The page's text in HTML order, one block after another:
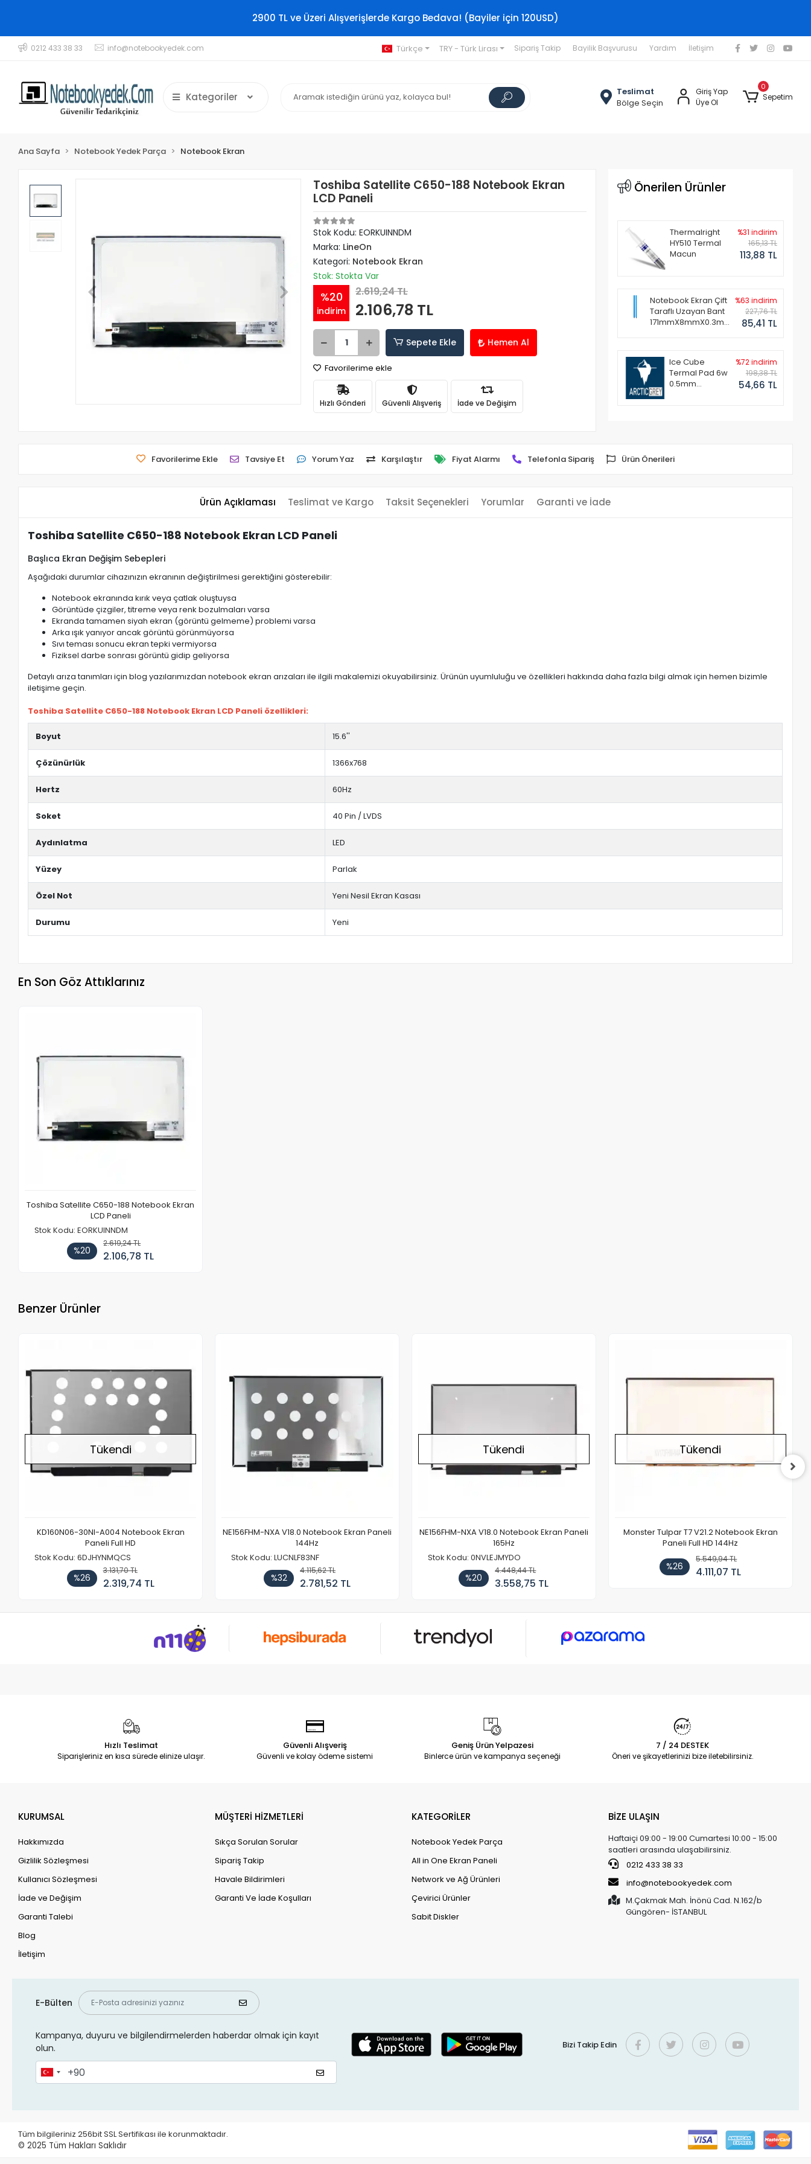
2900 TL ve Üzeri Alışverişlerde Kargo Bedava! (Bayiler için 120USD)
0212 433 38 33 info@notebookyedek.com Türkçe TRY - Türk Lirası Sipariş Takip Bayilik Başvurusu Yardım İletişim
Kategoriler
Teslimat
Bölge Seçin
Giriş Yap
Üye Ol
0
Sepetim
Ana Sayfa Notebook Yedek Parça Notebook Ekran
Toshiba Satellite C650-188 Notebook Ekran
LCD Paneli
Stok Kodu: EORKUINNDM
Marka: LineOn
Kategori: Notebook Ekran
Stok: Stokta Var
%20
indirim
2.619,24 TL
2.106,78 TL
Sepete Ekle Hemen Al
Favorilerime ekle
Hızlı Gönderi Güvenli Alışveriş İade ve Değişim
Önerilen Ürünler
Thermalright
HY510 Termal
Macun
%31 indirim
165,13 TL
113,88 TL
Notebook Ekran Çift
Taraflı Uzayan Bant
171mmX8mmX0.3mm
%63 indirim
227,76 TL
85,41 TL
Ice Cube
Termal Pad 6w
0.5mm
%72 indirim
198,38 TL
54,66 TL
Favorilerime Ekle Tavsiye Et Yorum Yaz Karşılaştır Fiyat Alarmı Telefonla Sipariş Ürün Önerileri
Ürün Açıklaması Teslimat ve Kargo Taksit Seçenekleri Yorumlar Garanti ve İade
Toshiba Satellite C650-188 Notebook Ekran LCD Paneli
Başlıca Ekran Değişim Sebepleri
Aşağıdaki durumlar cihazınızın ekranının değiştirilmesi gerektiğini gösterebilir:
Notebook ekranında kırık veya çatlak oluştuysa
Görüntüde çizgiler, titreme veya renk bozulmaları varsa
Ekranda tamamen siyah ekran (görüntü gelmeme) problemi varsa
Arka ışık yanıyor ancak görüntü görünmüyorsa
Sıvı teması sonucu ekran tepki vermiyorsa
Fiziksel darbe sonrası görüntü gidip geliyorsa
Detaylı arıza tanımları için blog yazılarımızdan notebook ekran arızaları ile ilgili makalemizi okuyabilirsiniz. Ürünün uyumluluğu ve özellikleri hakkında daha fazla bilgi almak için hemen bizimle
iletişime geçin.
Toshiba Satellite C650-188 Notebook Ekran LCD Paneli özellikleri:
Boyut 15.6''
Çözünürlük 1366x768
Hertz 60Hz
Soket 40 Pin / LVDS
Aydınlatma LED
Yüzey Parlak
Özel Not Yeni Nesil Ekran Kasası
Durumu Yeni
En Son Göz Attıklarınız
Toshiba Satellite C650-188 Notebook Ekran
LCD Paneli
Stok Kodu: EORKUINNDM
%20
2.619,24 TL
2.106,78 TL
Benzer Ürünler
Tükendi
KD160N06-30NI-A004 Notebook Ekran
Paneli Full HD
Stok Kodu: 6DJHYNMQCS
%26
3.131,70 TL
2.319,74 TL
NE156FHM-NXA V18.0 Notebook Ekran Paneli
144Hz
Stok Kodu: LUCNLF83NF
%32
4.115,62 TL
2.781,52 TL
Tükendi
NE156FHM-NXA V18.0 Notebook Ekran Paneli
165Hz
Stok Kodu: 0NVLEJMYDO
%20
4.448,44 TL
3.558,75 TL
Tükendi
Monster Tulpar T7 V21.2 Notebook Ekran
Paneli Full HD 144Hz
%26
5.549,94 TL
4.111,07 TL
Hızlı Teslimat
Siparişleriniz en kısa sürede elinize ulaşır.
Güvenli Alışveriş
Güvenli ve kolay ödeme sistemi
Geniş Ürün Yelpazesi
Binlerce ürün ve kampanya seçeneği
7 / 24 DESTEK
Öneri ve şikayetlerinizi bize iletebilirsiniz.
KURUMSAL
Hakkımızda
Gizlilik Sözleşmesi
Kullanıcı Sözleşmesi
İade ve Değişim
Garanti Talebi
Blog
İletişim
MÜŞTERİ HİZMETLERİ
Sıkça Sorulan Sorular
Sipariş Takip
Havale Bildirimleri
Garanti Ve İade Koşulları
KATEGORİLER
Notebook Yedek Parça
All in One Ekran Paneli
Network ve Ağ Ürünleri
Çevirici Ürünler
Sabit Diskler
BİZE ULAŞIN
Haftaiçi 09:00 - 19:00 Cumartesi 10:00 - 15:00
saatleri arasında ulaşabilirsiniz.
0212 433 38 33
info@notebookyedek.com
M.Çakmak Mah. İnönü Cad. N.162/b
Güngören- İSTANBUL
E-Bülten
Kampanya, duyuru ve bilgilendirmelerden haberdar olmak için kayıt
olun.
Bizi Takip Edin
Tüm bilgileriniz 256bit SSL Sertifikası ile korunmaktadır.
© 2025 Tüm Hakları Saklıdır